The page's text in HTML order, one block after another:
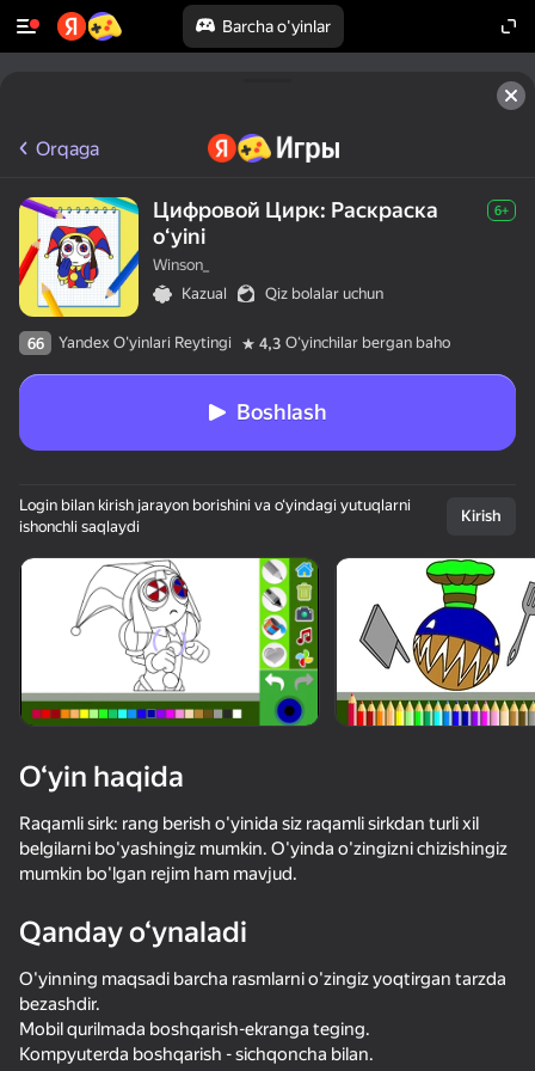
Barcha o'yinlar
Qurilmani aylantiring
O‘yinlar faqat gorizontal
oriyentatsiyasida ishlaydi
OʻYNASH
It's not my neighbor: FNAF!
60
Побег из Школы: Злая Училка!
72
Orqaga
Цифровой Цирк: Раскраска
oʻyini
6+
Winson_
Kazual
Qiz bolalar uchun
66 Yandex O'yinlari Reytingi 4,3 Oʻyinchilar bergan baho
Boshlash
Login bilan kirish jarayon borishini va o‘yindagi yutuqlarni
ishonchli saqlaydi
Kirish
O‘yin haqida
Raqamli sirk: rang berish o'yinida siz raqamli sirkdan turli xil
belgilarni bo'yashingiz mumkin. O'yinda o'zingizni chizishingiz
mumkin bo'lgan rejim ham mavjud.
Qanday o‘ynaladi
O'yinning maqsadi barcha rasmlarni o'zingiz yoqtirgan tarzda
bezashdir.
Mobil qurilmada boshqarish-ekranga teging.
Kompyuterda boshqarish - sichqoncha bilan.